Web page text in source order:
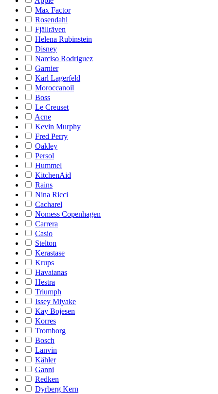
Max Factor
Rosendahl
Fjällräven
Helena Rubinstein
Disney
Narciso Rodriguez
Garnier
Karl Lagerfeld
Moroccanoil
Boss
Le Creuset
Acne
Kevin Murphy
Fred Perry
Oakley
Persol
Hummel
KitchenAid
Rains
Nina Ricci
Cacharel
Nomess Copenhagen
Carrera
Casio
Stelton
Kerastase
Krups
Havaianas
Hestra
Triumph
Issey Miyake
Kay Bojesen
Korres
Tromborg
Bosch
Lanvin
Kähler
Ganni
Redken
Dyrberg Kern